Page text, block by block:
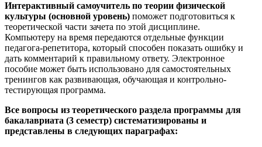
Интерактивный самоучитель по теории физической
культуры (основной уровень) поможет подготовиться к
теоретической части зачета по этой дисциплине.
Компьютеру на время передаются отдельные функции
педагога-репетитора, который способен показать ошибку и
дать комментарий к правильному ответу. Электронное
пособие может быть использовано для самостоятельных
тренингов как развивающая, обучающая и контрольно-
тестирующая программа.
Все вопросы из теоретического раздела программы для
бакалавриата (3 семестр) систематизированы и
представлены в следующих параграфах: